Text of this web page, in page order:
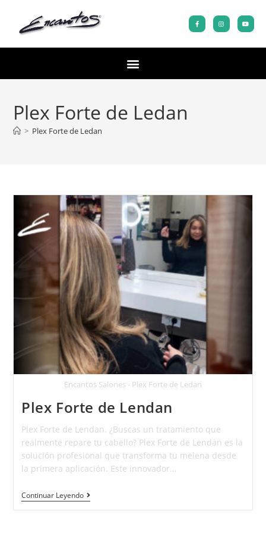
Plex Forte de Ledan
> Plex Forte de Ledan
Encantos Salones - Plex Forte de Ledan
Plex Forte de Lendan
Plex Forte de Lendan. ¿Buscas un tratamiento que
realmente repare tu cabello? Plex Forte de Lendan es la
solución profesional que transforma tu melena desde
la primera aplicación. Este innovador…
Continuar Leyendo